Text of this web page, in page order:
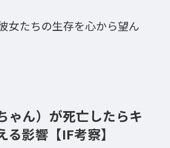
女たちの生存を心から望ん
ゃん）が死亡したらキ
る影響【IF考察】